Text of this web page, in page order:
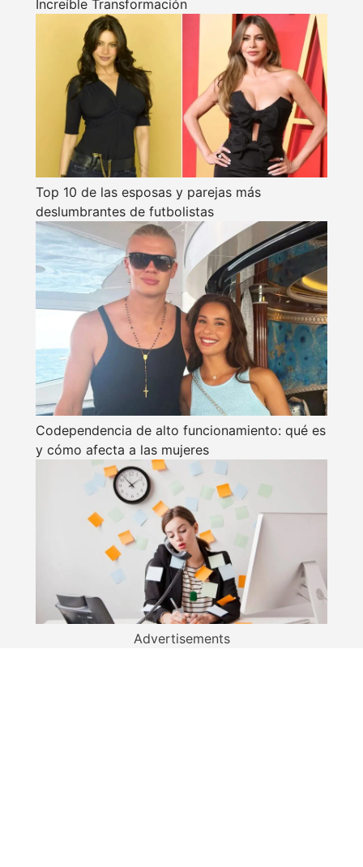
Increíble Transformación
Top 10 de las esposas y parejas más
deslumbrantes de futbolistas
Codependencia de alto funcionamiento: qué es
y cómo afecta a las mujeres
Advertisements